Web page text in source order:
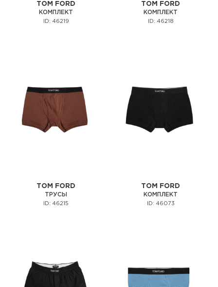
TOM FORD
КОМПЛЕКТ
ID: 46219
TOM FORD
КОМПЛЕКТ
ID: 46218
TOM FORD
ТРУСЫ
ID: 46215
TOM FORD
КОМПЛЕКТ
ID: 46073